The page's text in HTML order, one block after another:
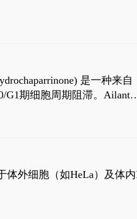
是一种来自
G1期细胞周期阻滞。
nM。
外细胞（如HeLa）及体内